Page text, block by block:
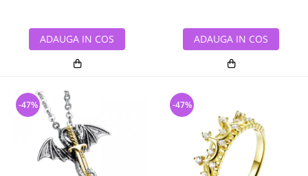
ADAUGA IN COS ADAUGA IN COS
-47% -47%